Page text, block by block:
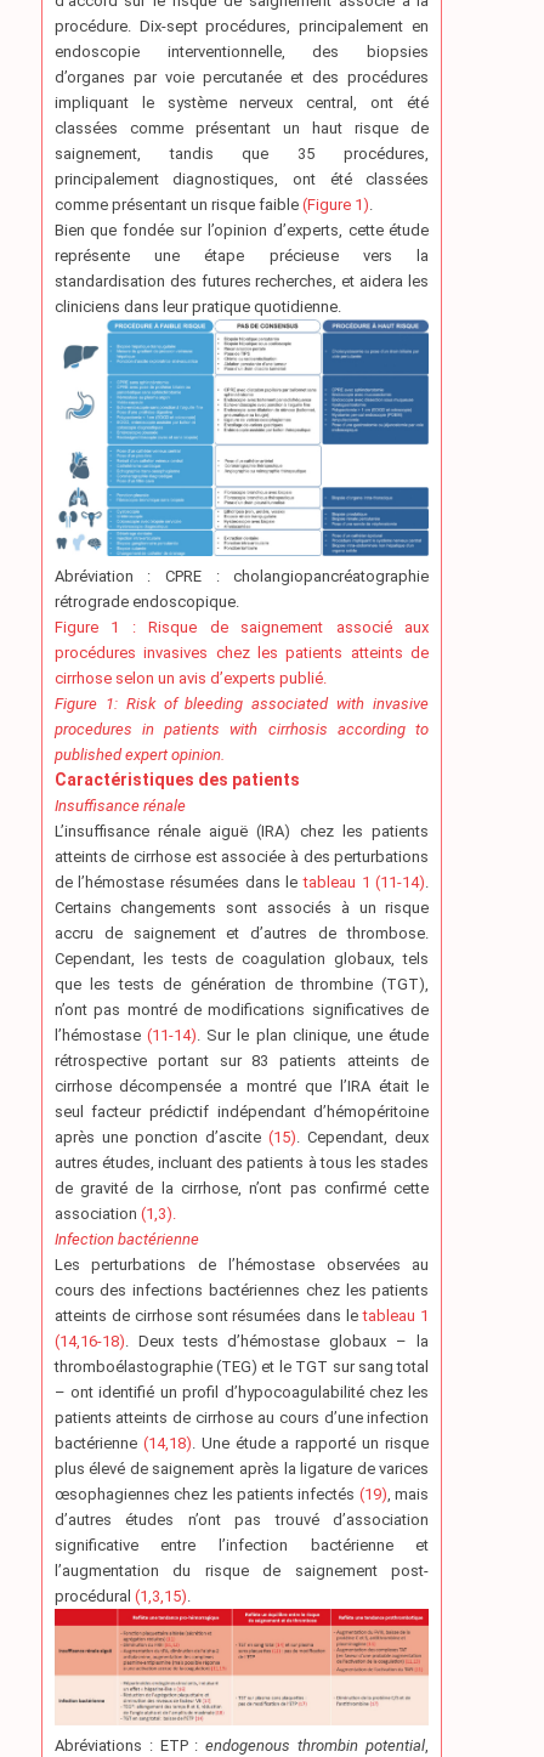
procédure. Dix-sept procédures, principalement en
endoscopie interventionnelle, des biopsies
d’organes par voie percutanée et des procédures
impliquant le système nerveux central, ont été
classées comme présentant un haut risque de
saignement, tandis que 35 procédures,
principalement diagnostiques, ont été classées
comme présentant un risque faible (Figure 1).
Bien que fondée sur l’opinion d’experts, cette étude
représente une étape précieuse vers la
standardisation des futures recherches, et aidera les
cliniciens dans leur pratique quotidienne.
Abréviation : CPRE : cholangiopancréatographie
rétrograde endoscopique.
Figure 1 : Risque de saignement associé aux
procédures invasives chez les patients atteints de
cirrhose selon un avis d’experts publié.
Figure 1: Risk of bleeding associated with invasive
procedures in patients with cirrhosis according to
published expert opinion.
Caractéristiques des patients
Insuffisance rénale
L’insuffisance rénale aiguë (IRA) chez les patients
atteints de cirrhose est associée à des perturbations
de l’hémostase résumées dans le tableau 1 (11-14)
Certains changements sont associés à un risque
accru de saignement et d’autres de thrombose.
Cependant, les tests de coagulation globaux, tels
que les tests de génération de thrombine (TGT),
n’ont pas montré de modifications significatives de
l’hémostase (11-14) . Sur le plan clinique, une étude
rétrospective portant sur 83 patients atteints de
cirrhose décompensée a montré que l’IRA était le
seul facteur prédictif indépendant d’hémopéritoine
après une ponction d’ascite(15) . Cependant, deux
autres études, incluant des patients à tous les stades
de gravité de la cirrhose, n’ont pas confirmé cette
association (1,3).
Infection bactérienne
Les perturbations de l’hémostase observées au
cours des infections bactériennes chez les patients
atteints de cirrhose sont résumées dans letableau 1
(14,16-18) . Deux tests d’hémostase globaux – la
thromboélastographie (TEG) et le TGT sur sang total
– ont identifié un profil d’hypocoagulabilité chez les
patients atteints de cirrhose au cours d’une infection
bactérienne (14,18) . Une étude a rapporté un risque
plus élevé de saignement après la ligature de varices
œsophagiennes chez les patients infectés (19) , mais
d’autres études n’ont pas trouvé d’association
significative entre l’infection bactérienne et
l’augmentation du risque de saignement post-
procédural (1,3,15)
Abréviations : ETP :endogenous thrombin potential,